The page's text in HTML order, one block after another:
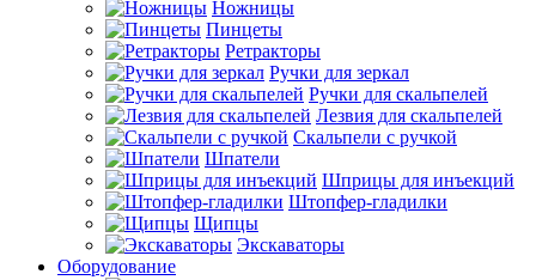
Ножницы
Пинцеты
Ретракторы
Ручки для зеркал
Ручки для скальпелей
Лезвия для скальпелей
Скальпели с ручкой
Шпатели
Шприцы для инъекций
Штопфер-гладилки
Щипцы
Экскаваторы
Оборудование